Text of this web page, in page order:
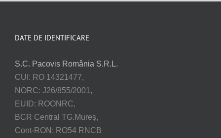
DATE DE IDENTIFICARE
S.C. Pacovis România S.R.L.
CUI: RO 14321477,
NORC: J26/855/2001,
EUID: ROONRC,
BCR Central TG.Mureș,
Cont-RON: RO54 RNCB